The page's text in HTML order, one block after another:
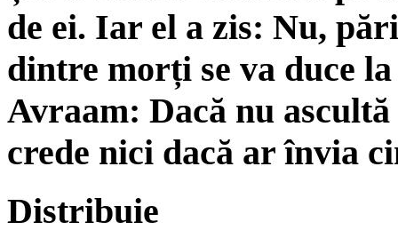
de ei. Iar el a zis: Nu,
dintre morți se va duce
Avraam: Dacă nu
crede nici dacă ar învia
Distribuie